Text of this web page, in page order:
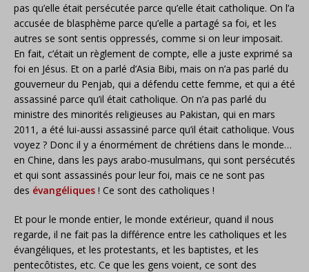
pas qu’elle était persécutée parce qu’elle était catholique. On l’a
accusée de blasphème parce qu’elle a partagé sa foi, et les
autres se sont sentis oppressés, comme si on leur imposait.
En fait, c’était un règlement de compte, elle a juste exprimé sa
foi en Jésus. Et on a parlé d’Asia Bibi, mais on n’a pas parlé du
gouverneur du Penjab, qui a défendu cette femme, et qui a été
assassiné parce qu’il était catholique. On n’a pas parlé du
ministre des minorités religieuses au Pakistan, qui en mars
2011, a été lui-aussi assassiné parce qu’il était catholique. Vous
voyez ? Donc il y a énormément de chrétiens dans le monde…
en Chine, dans les pays arabo-musulmans, qui sont persécutés
et qui sont assassinés pour leur foi, mais ce ne sont pas
des évangéliques ! Ce sont des catholiques !
Et pour le monde entier, le monde extérieur, quand il nous
regarde, il ne fait pas la différence entre les catholiques et les
évangéliques, et les protestants, et les baptistes, et les
pentecôtistes, etc. Ce que les gens voient, ce sont des